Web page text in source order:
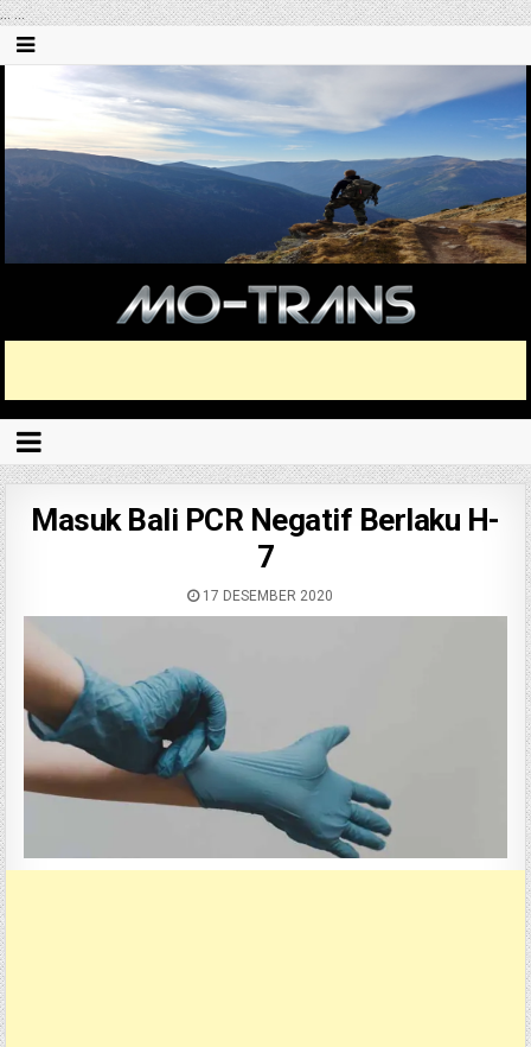
......
Masuk Bali PCR Negatif Berlaku H-
7
17 DESEMBER 2020